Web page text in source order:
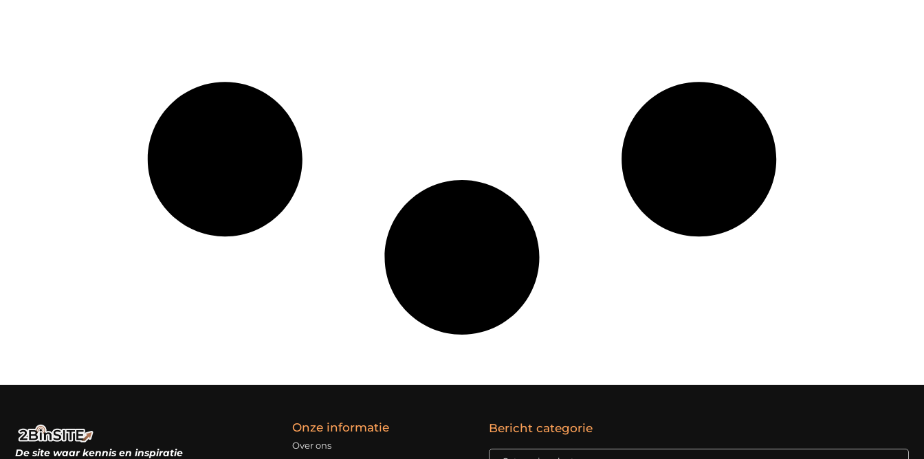
De site waar kennis en inspiratie
Onze informatie
Over ons
Bericht categorie